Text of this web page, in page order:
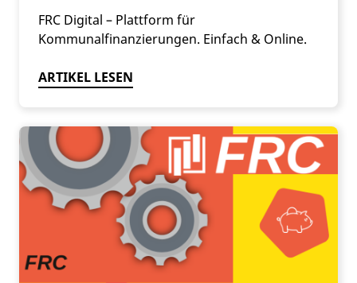
FRC Digital – Plattform für
Kommunalfinanzierungen. Einfach & Online.
ARTIKEL LESEN